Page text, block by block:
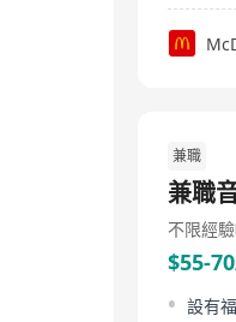
兼職
兼職
不限經驗
$55-
設有